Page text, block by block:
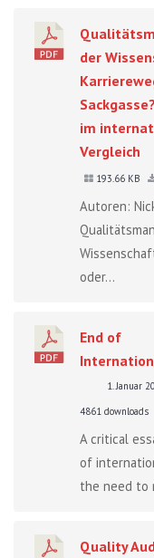
der
im
Vergleich
193.66 KB
Autoren:
oder...
End of
1. Januar
4861 downloads
A critical
of
the need to
Quality